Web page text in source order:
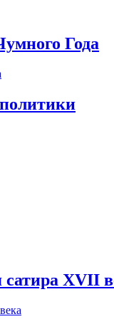
Года
сатира XVII